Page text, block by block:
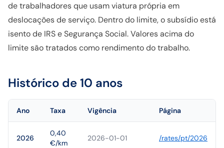
de trabalhadores que usam viatura própria em
deslocações de serviço. Dentro do limite, o subsídio está
isento de IRS e Segurança Social. Valores acima do
limite são tratados como rendimento do trabalho.
Histórico de 10 anos
Ano Taxa Vigência Página
2026
0,40
€/km
2026-01-01 /rates/pt/2026